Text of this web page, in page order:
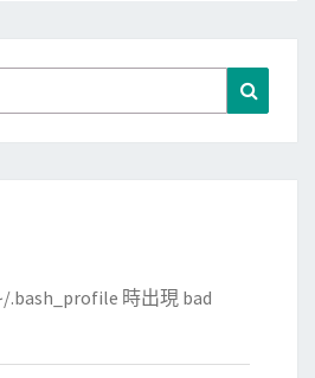
.bash_profile 時出現 bad